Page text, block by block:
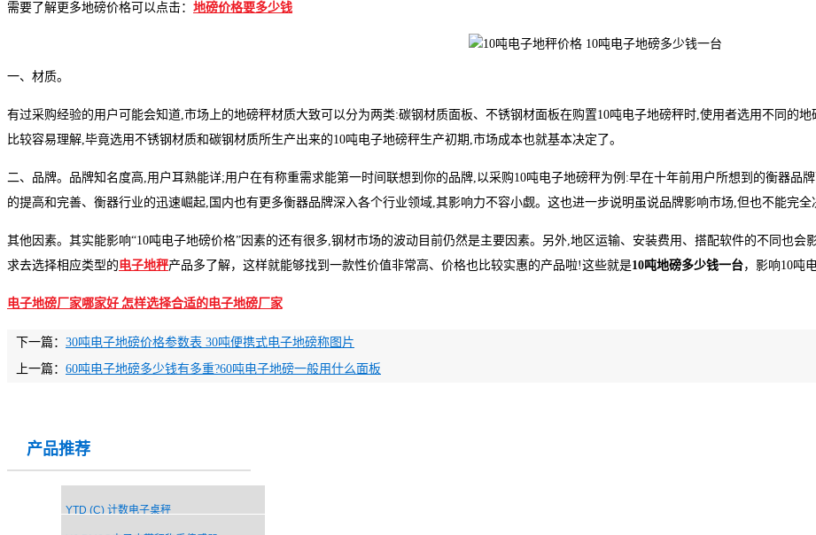
需要了解更多地磅价格可以点击： 地磅价格要多少钱
一、材质。
有过采购经验的用户可能会知道,市场上的地磅秤材质大致可以分为两类:碳钢材质面板、不锈钢材面板在购置10吨电子地磅秤时,使用者选用不同的
比较容易理解,毕竟选用不锈钢材质和碳钢材质所生产出来的10吨电子地磅秤生产初期,市场成本也就基本决定了。
二、品牌。品牌知名度高,用户耳熟能详;用户在有称重需求能第一时间联想到你的品牌,以采购10吨电子地磅秤为例:早在十年前用户所想到的衡器品
的提高和完善、衡器行业的迅速崛起,国内也有更多衡器品牌深入各个行业领域,其影响力不容小觑。这也进一步说明虽说品牌影响市场,但也不能完全
其他因素。其实能影响“10吨电子地磅价格”因素的还有很多,钢材市场的波动目前仍然是主要因素。另外,地区运输、安装费用、搭配软件的不同也
求去选择相应类型的电子地秤产品多了解，这样就能够找到一款性价值非常高、价格也比较实惠的产品啦!这些就是10吨地磅多少钱一台，影响10吨
电子地磅厂家哪家好 怎样选择合适的电子地磅厂家
下一篇： 30吨电子地磅价格参数表 30吨便携式电子地磅称图片
上一篇： 60吨电子地磅多少钱有多重?60吨电子地磅一般用什么面板
产品推荐
YTD (C) 计数电子桌秤